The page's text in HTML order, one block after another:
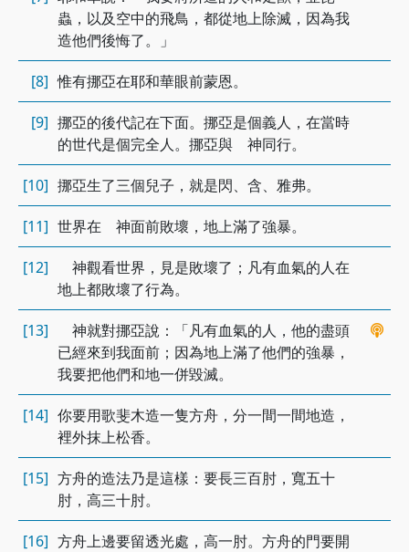
蟲，以及空中的飛鳥，都從地上除滅，因為我
造他們後悔了。」
[8] 惟有挪亞在耶和華眼前蒙恩。
[9] 挪亞的後代記在下面。挪亞是個義人，在當時
的世代是個完全人。挪亞與 神同行。
[10] 挪亞生了三個兒子，就是閃、含、雅弗。
[11] 世界在 神面前敗壞，地上滿了強暴。
[12]
神觀看世界，見是敗壞了；凡有血氣的人在
地上都敗壞了行為。
[13]
神就對挪亞說：「凡有血氣的人，他的盡頭
已經來到我面前；因為地上滿了他們的強暴，
我要把他們和地一併毀滅。
[14] 你要用歌斐木造一隻方舟，分一間一間地造，
裡外抹上松香。
[15] 方舟的造法乃是這樣：要長三百肘，寬五十
肘，高三十肘。
[16] 方舟上邊要留透光處，高一肘。方舟的門要開